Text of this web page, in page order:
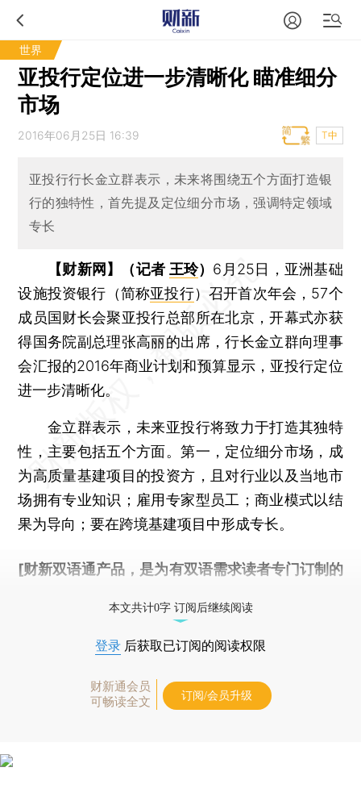
世界
亚投行定位进一步清晰化 瞄准细分
市场
2016年06月25日 16:39 T中
亚投行行长金立群表示，未来将围绕五个方面打造银
行的独特性，首先提及定位细分市场，强调特定领域
专长
【财新网】（记者 王玲） 6月25日，亚洲基础
设施投资银行（简称亚投行）召开首次年会，57个
成员国财长会聚亚投行总部所在北京，开幕式亦获
得国务院副总理张高丽的出席，行长金立群向理事
会汇报的2016年商业计划和预算显示，亚投行定位
进一步清晰化。
金立群表示，未来亚投行将致力于打造其独特
性，主要包括五个方面。第一，定位细分市场，成
为高质量基建项目的投资方，且对行业以及当地市
场拥有专业知识；雇用专家型员工；商业模式以结
果为导向；要在跨境基建项目中形成专长。
[财新双语通产品，是为有双语需求读者专门订制的
本文共计0字 订阅后继续阅读
登录 后获取已订阅的阅读权限
财新通会员
可畅读全文
订阅/会员升级